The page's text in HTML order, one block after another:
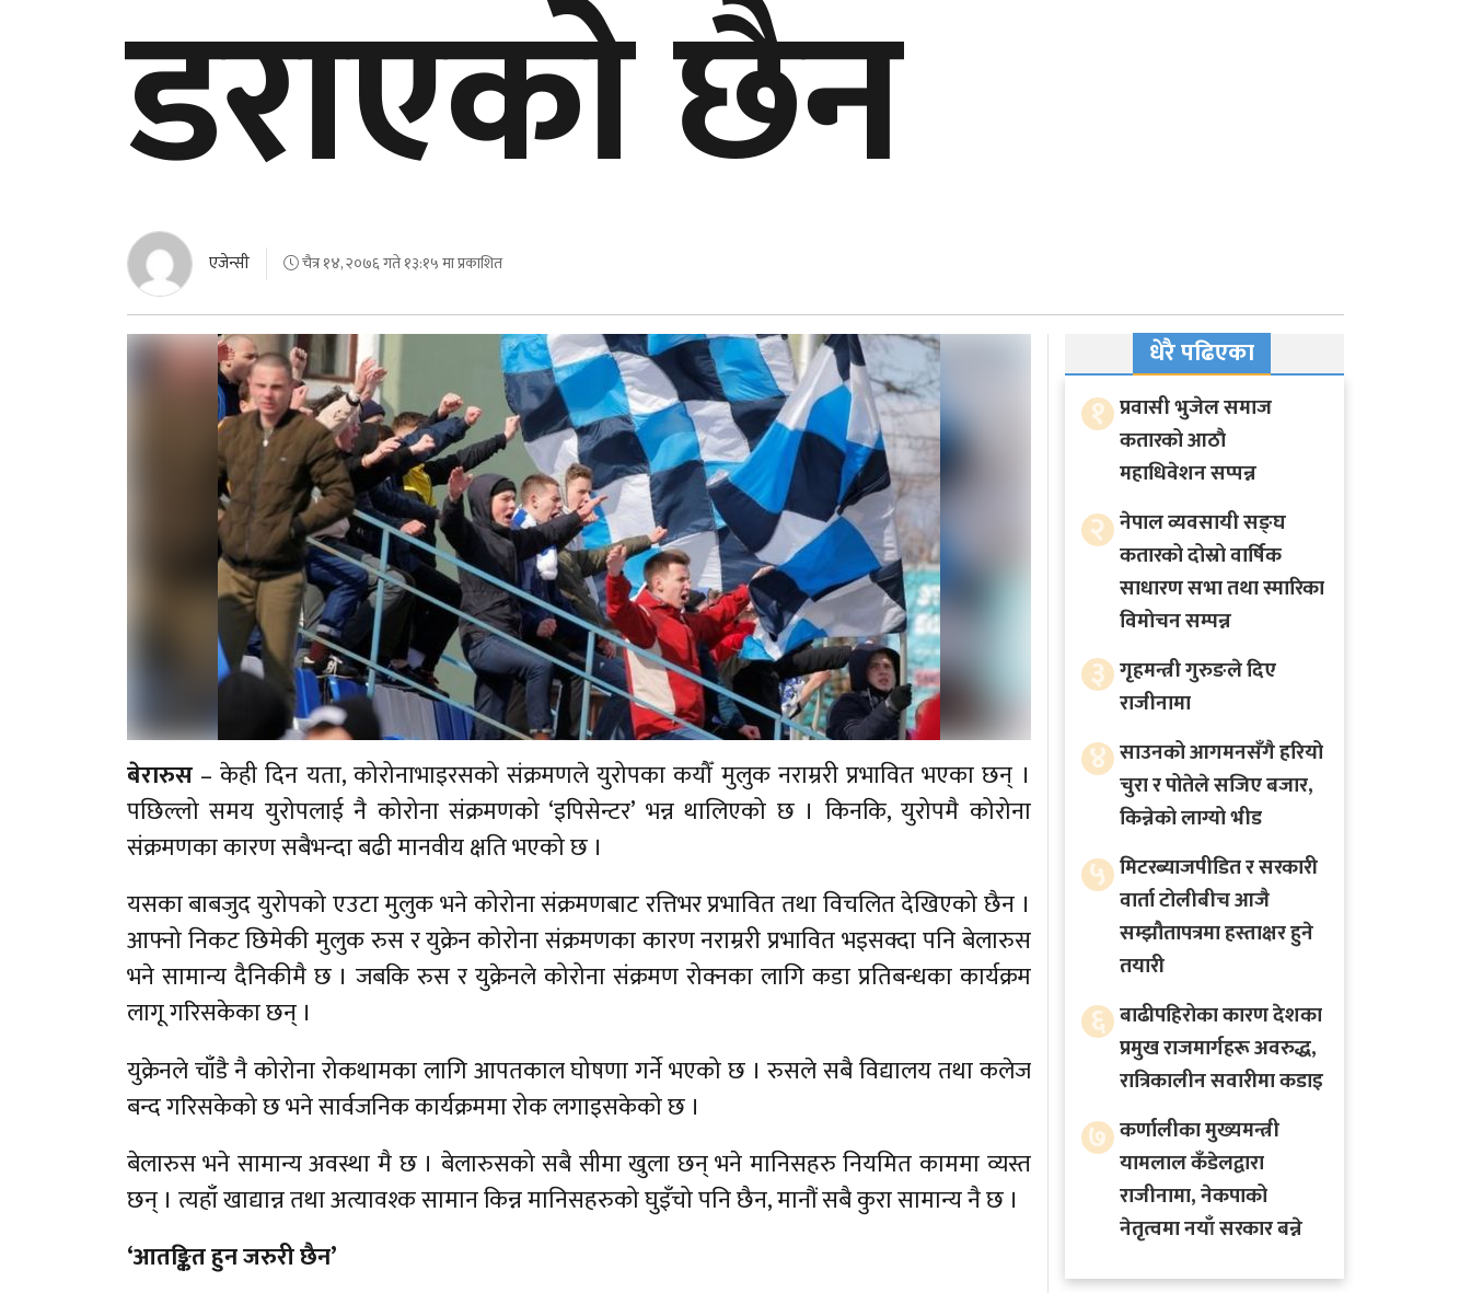
डराएको छैन
एजेन्सी चैत्र १४, २०७६ गते १३:१५ मा प्रकाशित
बेरारुस– केही दिन यता, कोरोनाभाइरसको संक्रमणले युरोपका कयौँ मुलुक नराम्ररी प्रभावित भएका छन् ।
पछिल्लो समय युरोपलाई नै कोरोना संक्रमणको ‘इपिसेन्टर’ भन्न थालिएको छ । किनकि, युरोपमै कोरोना
संक्रमणका कारण सबैभन्दा बढी मानवीय क्षति भएको छ ।
यसका बाबजुद युरोपको एउटा मुलुक भने कोरोना संक्रमणबाट रत्तिभर प्रभावित तथा विचलित देखिएको छैन ।
आफ्नो निकट छिमेकी मुलुक रुस र युक्रेन कोरोना संक्रमणका कारण नराम्ररी प्रभावित भइसक्दा पनि बेलारुस
भने सामान्य दैनिकीमै छ । जबकि रुस र युक्रेनले कोरोना संक्रमण रोक्नका लागि कडा प्रतिबन्धका कार्यक्रम
लागू गरिसकेका छन् ।
युक्रेनले चाँडै नै कोरोना रोकथामका लागि आपतकाल घोषणा गर्ने भएको छ । रुसले सबै विद्यालय तथा कलेज
बन्द गरिसकेको छ भने सार्वजनिक कार्यक्रममा रोक लगाइसकेको छ ।
बेलारुस भने सामान्य अवस्था मै छ । बेलारुसको सबै सीमा खुला छन् भने मानिसहरु नियमित काममा व्यस्त
छन् । त्यहाँ खाद्यान्न तथा अत्यावश्क सामान किन्न मानिसहरुको घुइँचो पनि छैन, मानौं सबै कुरा सामान्य नै छ ।
‘आतङ्कित हुन जरुरी छैन’
धेरै पढिएका
१ प्रवासी भुजेल समाज
कतारको आठाै
महाधिवेशन सप्पन्न
२ नेपाल व्यवसायी सङ्घ
कतारको दोस्रो वार्षिक
साधारण सभा तथा स्मारिका
विमोचन सम्पन्न
३ गृहमन्त्री गुरुङले दिए
राजीनामा
४ साउनको आगमनसँगै हरियो
चुरा र पोतेले सजिए बजार,
किन्नेको लाग्यो भीड
५ मिटरब्याजपीडित र सरकारी
वार्ता टोलीबीच आजै
सम्झौतापत्रमा हस्ताक्षर हुने
तयारी
६ बाढीपहिरोका कारण देशका
प्रमुख राजमार्गहरू अवरुद्ध,
रात्रिकालीन सवारीमा कडाइ
७ कर्णालीका मुख्यमन्त्री
यामलाल कँडेलद्वारा
राजीनामा, नेकपाको
नेतृत्वमा नयाँ सरकार बन्ने